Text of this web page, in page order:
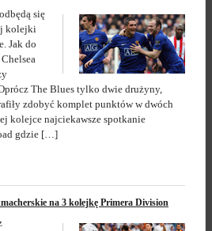
się
kolejki
Jak do
The Blues tylko dwie drużyny,
zdobyć komplet punktów w dwóch
kolejce najciekawsze spotkanie
gdzie […]
na 3 kolejkę Primera Division